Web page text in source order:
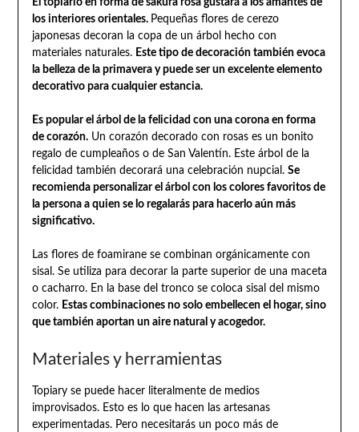
El topiario en forma de sakura rosa gustará a los amantes de
los interiores orientales. Pequeñas flores de cerezo
japonesas decoran la copa de un árbol hecho con
materiales naturales. Este tipo de decoración también evoca
la belleza de la primavera y puede ser un excelente elemento
decorativo para cualquier estancia.
Es popular el árbol de la felicidad con una corona en forma
de corazón.Un corazón decorado con rosas es un bonito
regalo de cumpleaños o de San Valentín. Este árbol de la
felicidad también decorará una celebración nupcial. Se
recomienda personalizar el árbol con los colores favoritos de
la persona a quien se lo regalarás para hacerlo aún más
significativo.
Las flores de foamirane se combinan orgánicamente con
sisal. Se utiliza para decorar la parte superior de una maceta
o cacharro. En la base del tronco se coloca sisal del mismo
color. Estas combinaciones no solo embellecen el hogar, sino
que también aportan un aire natural y acogedor.
Materiales y herramientas
Topiary se puede hacer literalmente de medios
improvisados. Esto es lo que hacen las artesanas
experimentadas. Pero necesitarás un poco más de